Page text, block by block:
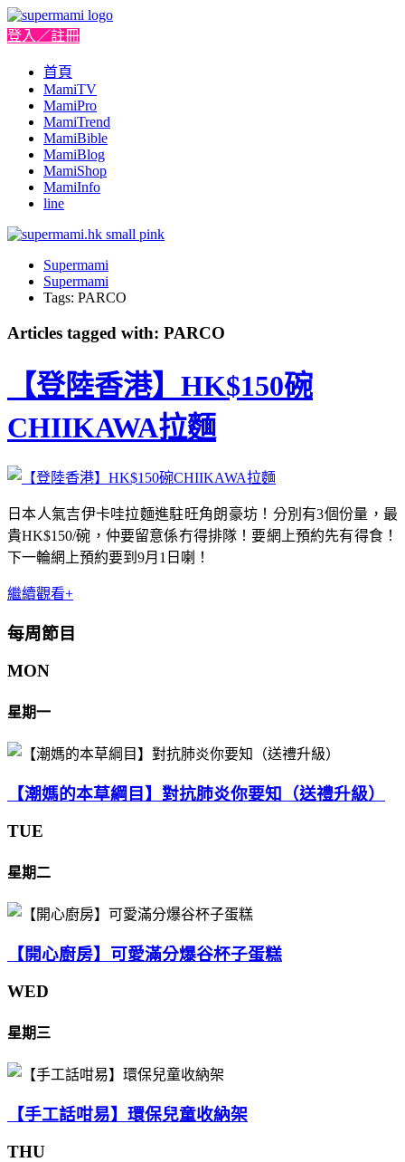
登入／註冊
首頁
MamiTV
MamiPro
MamiTrend
MamiBible
MamiBlog
MamiShop
MamiInfo
line
Supermami
Supermami
Tags: PARCO
Articles tagged with: PARCO
【登陸香港】HK$150碗
CHIIKAWA拉麵
日本人氣吉伊卡哇拉麵進駐旺角朗豪坊！分別有3個份量，最
貴HK$150/碗，仲要留意係冇得排隊！要網上預約先有得食！
下一輪網上預約要到9月1日喇！
繼續觀看+
每周節目
MON
星期一
【潮媽的本草綱目】對抗肺炎你要知（送禮升級）
TUE
星期二
【開心廚房】可愛滿分爆谷杯子蛋糕
WED
星期三
【手工話咁易】環保兒童收納架
THU